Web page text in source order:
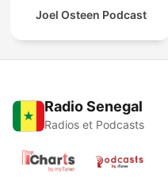
Joel Osteen Podcast
Radio Senegal
Radios et Podcasts